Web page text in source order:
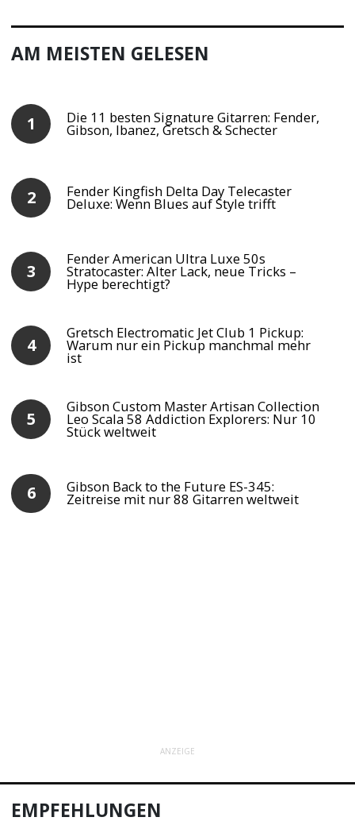
AM MEISTEN GELESEN
Die 11 besten Signature Gitarren: Fender,
Gibson, Ibanez, Gretsch & Schecter
Fender Kingfish Delta Day Telecaster
Deluxe: Wenn Blues auf Style trifft
Fender American Ultra Luxe 50s
Stratocaster: Alter Lack, neue Tricks –
Hype berechtigt?
Gretsch Electromatic Jet Club 1 Pickup:
Warum nur ein Pickup manchmal mehr
ist
Gibson Custom Master Artisan Collection
Leo Scala 58 Addiction Explorers: Nur 10
Stück weltweit
Gibson Back to the Future ES-345:
Zeitreise mit nur 88 Gitarren weltweit
ANZEIGE
EMPFEHLUNGEN